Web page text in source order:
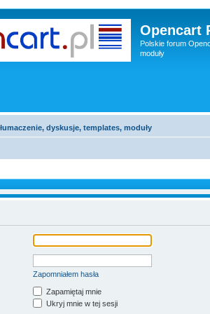
Opencart
Polskie forum
moduły
dyskusje, templates, moduły
Zapomniałem hasła
Zapamiętaj mnie
Ukryj mnie w tej sesji